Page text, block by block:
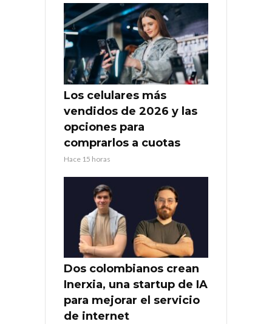
Los celulares más
vendidos de 2026 y las
opciones para
comprarlos a cuotas
Hace 15 horas
Dos colombianos crean
Inerxia, una startup de IA
para mejorar el servicio
de internet